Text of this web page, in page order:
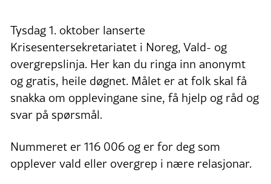
Tysdag 1. oktober lanserte
Krisesentersekretariatet i Noreg, Vald- og
overgrepslinja. Her kan du ringa inn anonymt
og gratis, heile døgnet. Målet er at folk skal få
snakka om opplevingane sine, få hjelp og råd og
svar på spørsmål.
Nummeret er 116 006 og er for deg som
opplever vald eller overgrep i nære relasjonar.